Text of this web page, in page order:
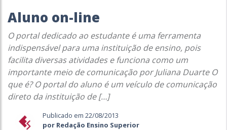
Aluno on-line
O portal dedicado ao estudante é uma ferramenta
indispensável para uma instituição de ensino, pois
facilita diversas atividades e funciona como um
importante meio de comunicação por Juliana Duarte O
que é? O portal do aluno é um veículo de comunicação
direto da instituição de […]
Publicado em 22/08/2013
por Redação Ensino Superior